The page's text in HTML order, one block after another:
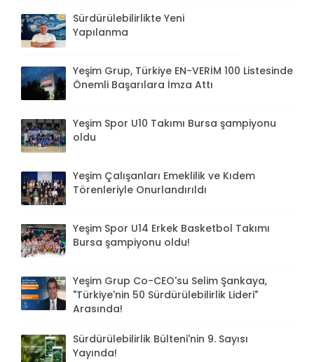
Sürdürülebilirlikte Yeni
Yapılanma
Yeşim Grup, Türkiye EN-VERİM 100 Listesinde
Önemli Başarılara İmza Attı
Yeşim Spor U10 Takımı Bursa şampiyonu
oldu
Yeşim Çalışanları Emeklilik ve Kıdem
Törenleriyle Onurlandırıldı
Yeşim Spor U14 Erkek Basketbol Takımı
Bursa şampiyonu oldu!
Yeşim Grup Co-CEO'su Selim Şankaya,
"Türkiye'nin 50 Sürdürülebilirlik Lideri"
Arasında!
Sürdürülebilirlik Bülteni'nin 9. Sayısı
Yayında!